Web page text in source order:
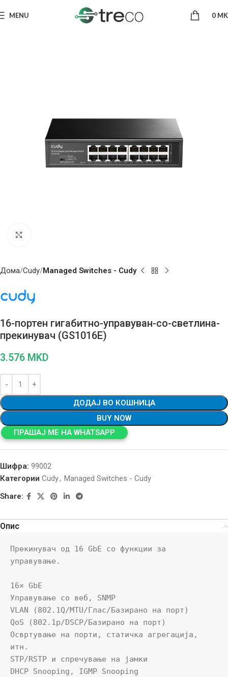
MENU 0
Дома Cudy Managed Switches - Cudy
16-портен гигабитно-управуван-со-светлина-
прекинувач (GS1016E)
3.576 MKD
ДОДАЈ ВО КОШНИЦА
BUY NOW
ПРАШАЈ МЕ НА WHATSAPP
Шифра: 99002
Категории Cudy, Managed Switches - Cudy
Share:
Опис
Прекинувач од 16 GbE со функции за
управување.
16× GbE
Управување со веб, SNMP
VLAN (802.1Q/MTU/Глас/Базирано на порт)
QoS (802.1p/DSCP/Базирано на порт)
Освртување на порти, статичка агрегација,
итн.
STP/RSTP и спречување на јамки
DHCP Snooping, IGMP Snooping